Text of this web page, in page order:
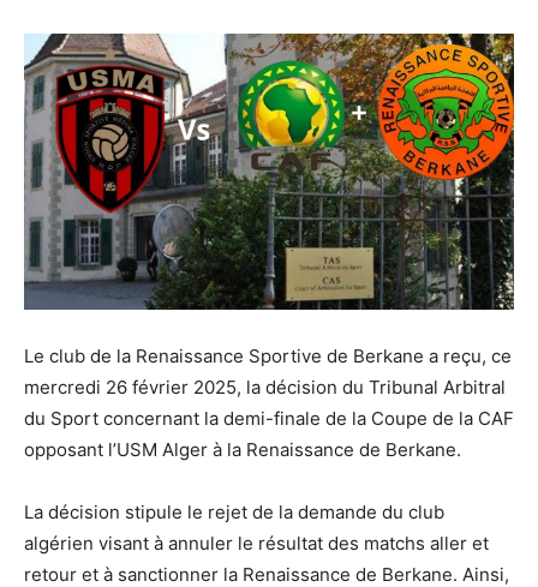
Le club de la Renaissance Sportive de Berkane a reçu, ce
mercredi 26 février 2025, la décision du Tribunal Arbitral
du Sport concernant la demi-finale de la Coupe de la CAF
opposant l’USM Alger à la Renaissance de Berkane.
La décision stipule le rejet de la demande du club
algérien visant à annuler le résultat des matchs aller et
retour et à sanctionner la Renaissance de Berkane. Ainsi,